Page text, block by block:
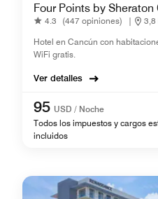
Four Points by Sheraton
4.3 (447 opiniones) |
3,8
Hotel en Cancún con
WiFi gratis.
Ver detalles
95 USD / Noche
Todos los impuestos y cargos
incluidos